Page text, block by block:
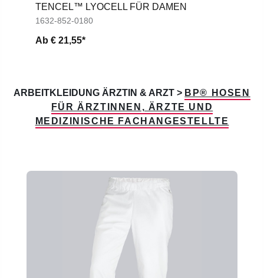
TENCEL™ LYOCELL FÜR DAMEN
1632-852-0180
Ab € 21,55*
ARBEITKLEIDUNG ÄRZTIN & ARZT > BP® HOSEN
FÜR ÄRZTINNEN, ÄRZTE UND
MEDIZINISCHE FACHANGESTELLTE